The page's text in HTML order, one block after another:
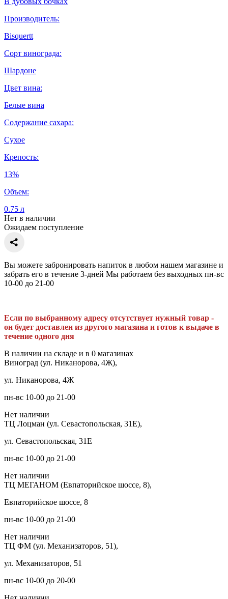
Производитель:
Bisquertt
Сорт винограда:
Шардоне
Цвет вина:
Белые вина
Содержание сахара:
Сухое
Крепость:
13%
Объем:
0.75 л
Нет в наличии
Ожидаем поступление
Вы можете забронировать напиток в любом нашем магазине и
забрать его в течение 3-дней Мы работаем без выходных пн-вс
10-00 до 21-00
Если по выбранному адресу отсутствует нужный товар -
он будет доставлен из другого магазина и готов к выдаче в
течение одного дня
В наличии на складе и в 0 магазинах
Виноград (ул. Никанорова, 4Ж),
ул. Никанорова, 4Ж
пн-вс 10-00 до 21-00
Нет наличии
ТЦ Лоцман (ул. Севастопольская, 31Е),
ул. Севастопольская, 31Е
пн-вс 10-00 до 21-00
Нет наличии
ТЦ МЕГАНОМ (Евпаторийское шоссе, 8),
Евпаторийское шоссе, 8
пн-вс 10-00 до 21-00
Нет наличии
ТЦ ФМ (ул. Механизаторов, 51),
ул. Механизаторов, 51
пн-вс 10-00 до 20-00